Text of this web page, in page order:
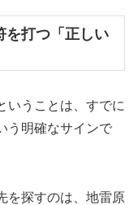
を打つ「正しい
いうことは、すでに
う明確なサインで
を探すのは、地雷原